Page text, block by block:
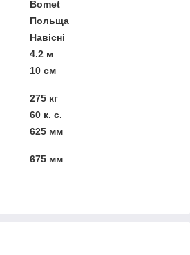
Bomet
Польща
Навісні
4.2 м
10 см
275 кг
60 к. с.
625 мм
675 мм